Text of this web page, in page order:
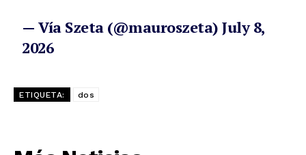
— Vía Szeta (@mauroszeta)July 8,
2026
ETIQUETA: dos